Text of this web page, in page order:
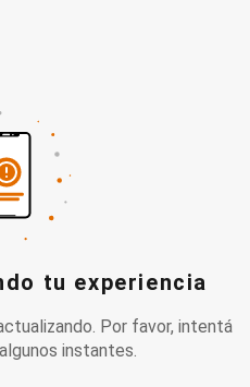
tu experiencia
Por favor, intentá
instantes.